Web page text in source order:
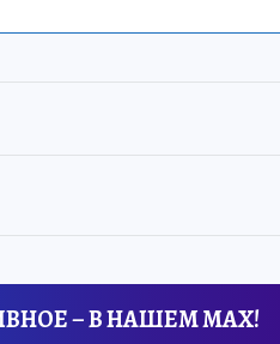
– В НАШЕМ MAX!